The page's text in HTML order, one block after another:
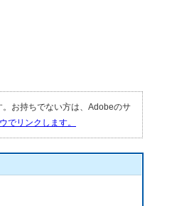
お持ちでない方は、Adobeのサ
でリンクします。